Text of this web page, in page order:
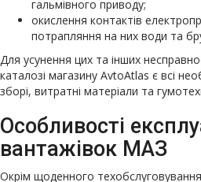
гальмівного приводу;
окислення контактів
потрапляння на них води та
Для усунення цих та інших
каталозі магазину AvtoAtlas є всі
зборі, витратні матеріали та
Особливості
вантажівок МАЗ
Окрім щоденного